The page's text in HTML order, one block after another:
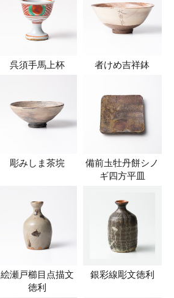
呉須手馬上杯 者けめ吉祥鉢
彫みしま茶垸
備前圡牡丹餅シノ
ギ四方平皿
絵瀬戸櫛目点描文
徳利
銀彩線彫文徳利